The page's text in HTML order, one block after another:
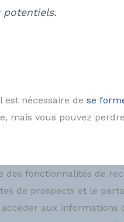
est nécessaire de se
mais vous pouvez
des fonctionnalités de
de prospects et le
aux informations